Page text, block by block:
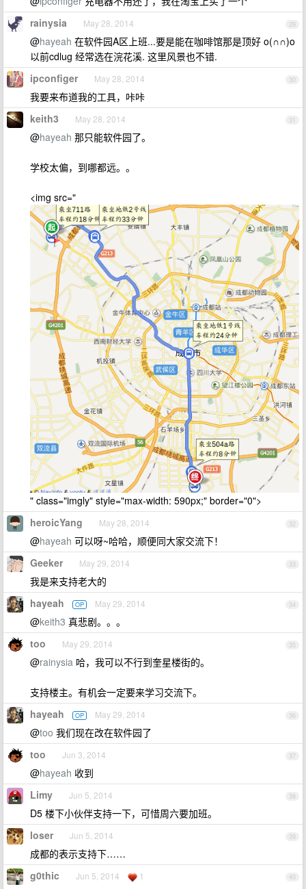
29
rainysia May 28, 2014
@hayeah 在软件园A区上班...要是能在咖啡馆那是顶好 o(∩∩)o
以前cdlug 经常选在浣花溪. 这里风景也不错.
30
ipconfiger May 28, 2014
我要来布道我的工具，咔咔
31
keith3 May 28, 2014
@hayeah 那只能软件园了。
学校太偏，到哪都远。。
<img src="
" class="imgly" style="max-width: 590px;" border="0">
32
heroicYang May 28, 2014
@hayeah 可以呀~哈哈，顺便同大家交流下！
33
Geeker May 29, 2014
我是来支持老大的
34
hayeah OP May 29, 2014
@keith3 真悲剧。。。
35
too May 29, 2014
@rainysia 哈，我可以不行到奎星楼街的。
支持楼主。有机会一定要来学习交流下。
36
hayeah OP May 29, 2014
@too 我们现在改在软件园了
37
too Jun 3, 2014
@hayeah 收到
38
Limy Jun 5, 2014
D5 楼下小伙伴支持一下，可惜周六要加班。
39
loser Jun 5, 2014
成都的表示支持下……
40
g0thic Jun 5, 2014 1